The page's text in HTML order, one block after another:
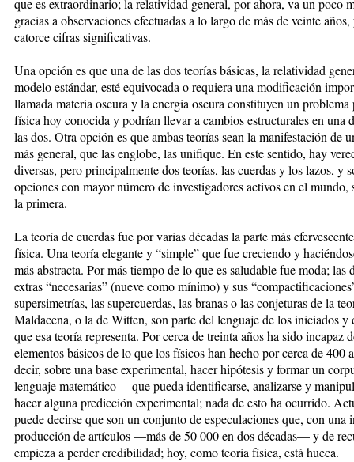
que es extraordinario; la relatividad general, por ahora, va un poco
gracias a observaciones efectuadas a lo largo de más de veinte
catorce cifras significativas.
Una opción es que una de las dos teorías básicas, la relatividad
modelo estándar, esté equivocada o requiera una modificación
llamada materia oscura y la energía oscura constituyen un problema
física hoy conocida y podrían llevar a cambios estructurales en una
las dos. Otra opción es que ambas teorías sean la manifestación de
más general, que las englobe, las unifique. En este sentido, hay
diversas, pero principalmente dos teorías, las cuerdas y los lazos, y
opciones con mayor número de investigadores activos en el mundo,
la primera.
La teoría de cuerdas fue por varias décadas la parte más
física. Una teoría elegante y “simple” que fue creciendo y
más abstracta. Por más tiempo de lo que es saludable fue moda; las
extras “necesarias” (nueve como mínimo) y sus
supersimetrías, las supercuerdas, las branas o las conjeturas de la
Maldacena, o la de Witten, son parte del lenguaje de los iniciados y
que esa teoría representa. Por cerca de treinta años ha sido incapaz
elementos básicos de lo que los físicos han hecho por cerca de 400
decir, sobre una base experimental, hacer hipótesis y formar un
lenguaje matemático— que pueda identificarse, analizarse y
hacer alguna predicción experimental; nada de esto ha ocurrido.
puede decirse que son un conjunto de especulaciones que, con una
producción de artículos —más de 50 000 en dos décadas— y de
empieza a perder credibilidad; hoy, como teoría física, está hueca.